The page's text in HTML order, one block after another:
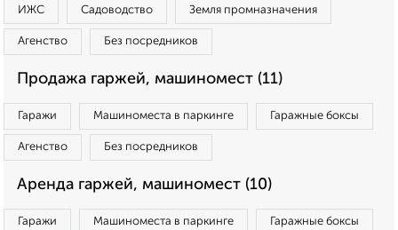
ИЖС Садоводство Земля промназначения
Агенство Без посредников
Продажа гаржей, машиномест (11)
Гаражи Машиноместа в паркинге Гаражные боксы
Агенство Без посредников
Аренда гаржей, машиномест (10)
Гаражи Машиноместа в паркинге Гаражные боксы